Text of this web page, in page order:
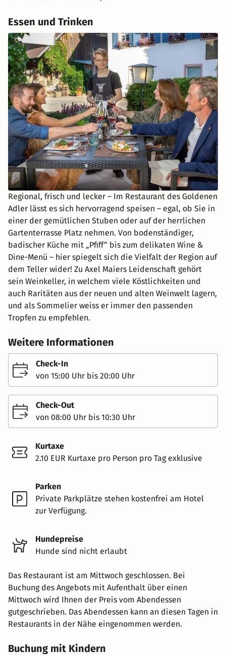
Essen und Trinken
Regional, frisch und lecker – Im Restaurant des Goldenen
Adler lässt es sich hervorragend speisen – egal, ob Sie in
einer der gemütlichen Stuben oder auf der herrlichen
Gartenterrasse Platz nehmen. Von bodenständiger,
badischer Küche mit „Pfiff“ bis zum delikaten Wine &
Dine-Menü – hier spiegelt sich die Vielfalt der Region auf
dem Teller wider! Zu Axel Maiers Leidenschaft gehört
sein Weinkeller, in welchem viele Köstlichkeiten und
auch Raritäten aus der neuen und alten Weinwelt lagern,
und als Sommelier weiss er immer den passenden
Tropfen zu empfehlen.
Weitere Informationen
Check-In
von 15:00 Uhr bis 20:00 Uhr
Check-Out
von 08:00 Uhr bis 10:30 Uhr
Kurtaxe
2.10 EUR Kurtaxe pro Person pro Tag exklusive
Parken
Private Parkplätze stehen kostenfrei am Hotel
zur Verfügung.
Hundepreise
Hunde sind nicht erlaubt
Das Restaurant ist am Mittwoch geschlossen. Bei
Buchung des Angebots mit Aufenthalt über einen
Mittwoch wird Ihnen der Preis vom Abendessen
gutgeschrieben. Das Abendessen kann an diesen Tagen in
Restaurants in der Nähe eingenommen werden.
Buchung mit Kindern